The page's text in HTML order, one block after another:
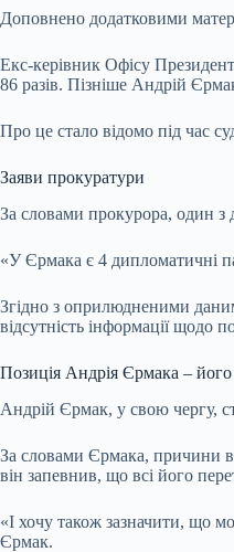
Доповнено додатковими
Екс-керівник Офісу
86 разів. Пізніше Андрій
Про це стало відомо під час
Заяви прокуратури
За словами прокурора, один з
«У Єрмака є 4 дипломатичні
Згідно з оприлюдненими
відсутність інформації щодо
Позиція Андрія Єрмака – його
Андрій Єрмак, у свою чергу,
За словами Єрмака, причини
він запевнив, що всі його
«І хочу також зазначити, що
Єрмак.